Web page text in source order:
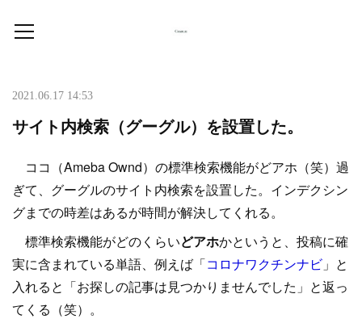
2021.06.17 14:53
サイト内検索（グーグル）を設置した。
ココ（Ameba Ownd）の標準検索機能がどアホ（笑）過
ぎて、グーグルのサイト内検索を設置した。インデクシン
グまでの時差はあるが時間が解決してくれる。
標準検索機能がどのくらいどアホかというと、投稿に確
実に含まれている単語、例えば「コロナワクチンナビ 」と
入れると「お探しの記事は見つかりませんでした」と返っ
てくる（笑）。